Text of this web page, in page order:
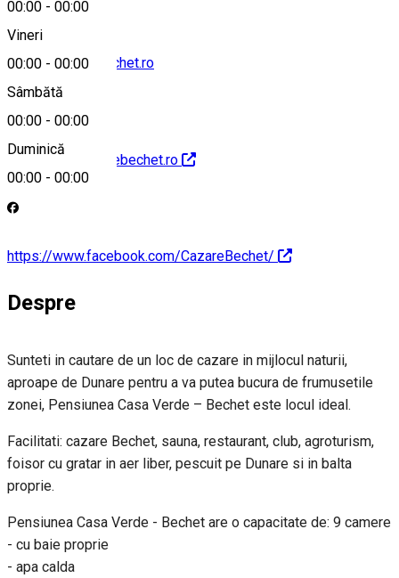
00:00 - 00:00
Vineri
00:00 - 00:00
Sâmbătă
00:00 - 00:00
Duminică
00:00 - 00:00
office@cazarebechet.ro
http://www.cazarebechet.ro
https://www.facebook.com/CazareBechet/
Despre
Sunteti in cautare de un loc de cazare in mijlocul naturii,
aproape de Dunare pentru a va putea bucura de frumusetile
zonei, Pensiunea Casa Verde – Bechet este locul ideal.
Facilitati: cazare Bechet, sauna, restaurant, club, agroturism,
foisor cu gratar in aer liber, pescuit pe Dunare si in balta
proprie.
Pensiunea Casa Verde - Bechet are o capacitate de: 9 camere
- cu baie proprie
- apa calda